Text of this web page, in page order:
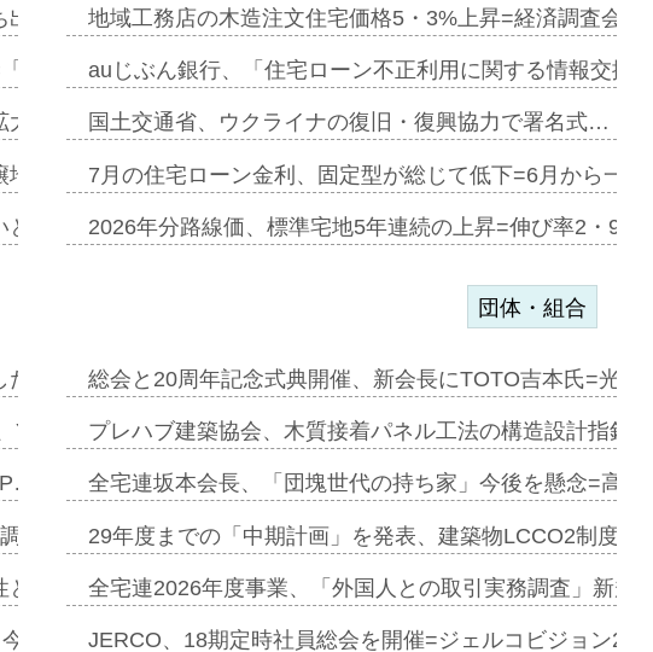
出す=年内にも城南エ…
職住遊」融合型の賃…
大へ=ガーデンカフェ…
地開発で初協業=お互…
とこどりのコリビング…
地域工務店の木造注文住宅価格5・3%上昇=経済調査会
auじぶん銀行、「住宅ローン不正利用に関する情報交換
国土交通省、ウクライナの復旧・復興協力で署名式…
7月の住宅ローン金利、固定型が総じて低下=6月から一
2026年分路線価、標準宅地5年連続の上昇=伸び率2・
た新入浴法を提案=P…
YKKAPとワンビ…
調査=Nature…
と安全性追加=リンナ…
今期は増収見込む=…
団体・組合
総会と20周年記念式典開催、新会長にTOTO吉本氏=光
プレハブ建築協会、木質接着パネル工法の構造設計指針
全宅連坂本会長、「団塊世代の持ち家」今後を懸念=高
29年度までの「中期計画」を発表、建築物LCCO2制度
全宅連2026年度事業、「外国人との取引実務調査」新規
JERCO、18期定時社員総会を開催=ジェルコビジョン